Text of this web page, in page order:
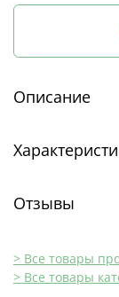
Описание
Отзывы
> Все товары
> Все товары